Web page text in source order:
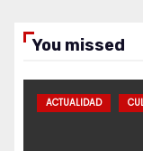
You missed
ACTUALIDAD